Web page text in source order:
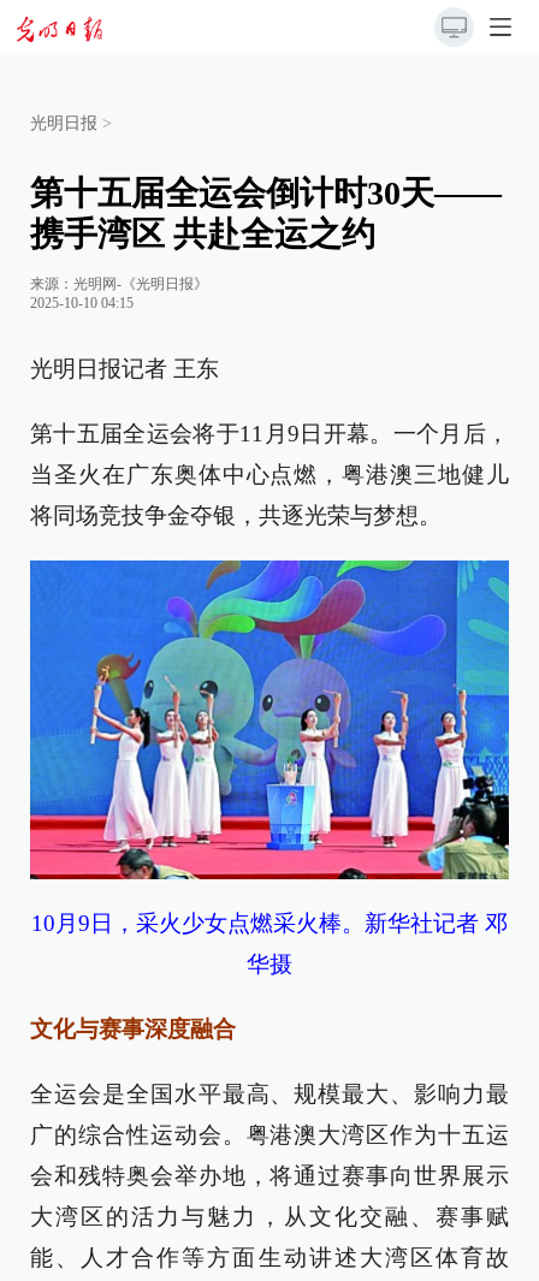
光明日报 >
第十五届全运会倒计时30天——
携手湾区 共赴全运之约
来源： 光明网-《光明日报》
2025-10-10 04:15
光明日报记者 王东
第十五届全运会将于11月9日开幕。一个月后，
当圣火在广东奥体中心点燃，粤港澳三地健儿
将同场竞技争金夺银，共逐光荣与梦想。
10月9日，采火少女点燃采火棒。新华社记者 邓
华摄
文化与赛事深度融合
全运会是全国水平最高、规模最大、影响力最
广的综合性运动会。粤港澳大湾区作为十五运
会和残特奥会举办地，将通过赛事向世界展示
大湾区的活力与魅力，从文化交融、赛事赋
能、人才合作等方面生动讲述大湾区体育故